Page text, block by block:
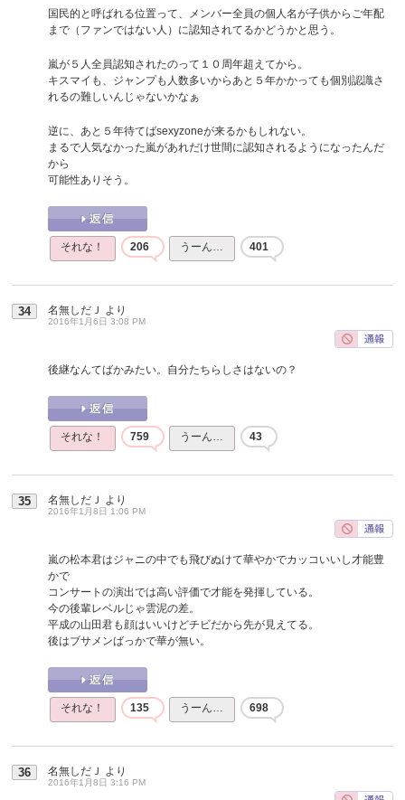
国民的と呼ばれる位置って、メンバー全員の個人名が子供からご年配
まで（ファンではない人）に認知されてるかどうかと思う。
嵐が５人全員認知されたのって１０周年超えてから。
キスマイも、ジャンプも人数多いからあと５年かかっても個別認識さ
れるの難しいんじゃないかなぁ
逆に、あと５年待てばsexyzoneが来るかもしれない。
まるで人気なかった嵐があれだけ世間に認知されるようになったんだ
から
可能性ありそう。
それな！ 206 うーん… 401
34 名無しだＪ より
2016年1月6日 3:08 PM
後継なんてばかみたい。自分たちらしさはないの？
それな！ 759 うーん… 43
35 名無しだＪ より
2016年1月8日 1:06 PM
嵐の松本君はジャニの中でも飛びぬけて華やかでカッコいいし才能豊
かで
コンサートの演出では高い評価で才能を発揮している。
今の後輩レベルじゃ雲泥の差。
平成の山田君も顔はいいけどチビだから先が見えてる。
後はブサメンばっかで華が無い。
それな！ 135 うーん… 698
36 名無しだＪ より
2016年1月8日 3:16 PM